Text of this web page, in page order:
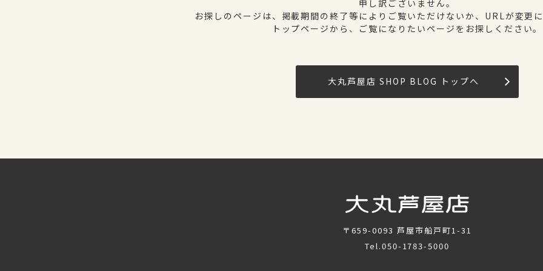
申し訳ございません。
お探しのページは、掲載期間の終了等によりご覧いただけないか、URLが変更に
トップページから、ご覧になりたいページをお探しください。
大丸芦屋店 SHOP BLOG トップへ
〒659-0093 芦屋市船戸町1-31
Tel.050-1783-5000